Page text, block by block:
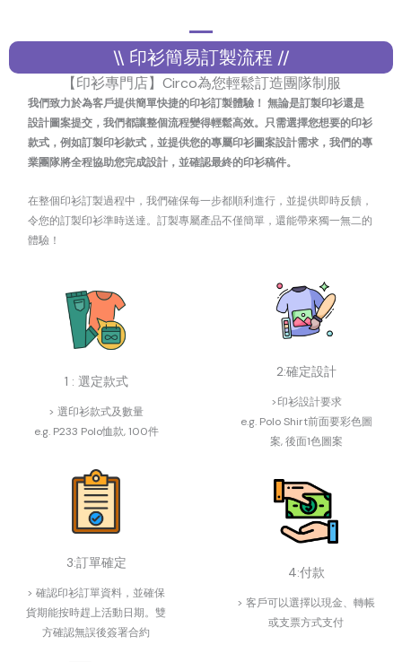
\\ 印衫簡易訂製流程 //
【印衫專門店】Circo為您輕鬆訂造團隊制服
我們致力於為客戶提供簡單快捷的印衫訂製體驗！ 無論是訂製印衫還是
設計圖案提交，我們都讓整個流程變得輕鬆高效。只需選擇您想要的印衫
款式，例如訂製印衫款式，並提供您的專屬印衫圖案設計需求，我們的專
業團隊將全程協助您完成設計，並確認最終的印衫稿件。
在整個印衫訂製過程中，我們確保每一步都順利進行，並提供即時反饋，
令您的訂製印衫準時送達。訂製專屬產品不僅簡單，還能帶來獨一無二的
體驗！
1 : 選定款式
> 選印衫款式及數量
e.g. P233 Polo恤款, 100件
2:確定設計
>印衫設計要求
e.g. Polo Shirt前面要彩色圖
案, 後面1色圖案
3:訂單確定
> 確認印衫訂單資料，並確保
貨期能按時趕上活動日期。雙
方確認無誤後簽署合約
4:付款
> 客戶可以選擇以現金、轉帳
或支票方式支付